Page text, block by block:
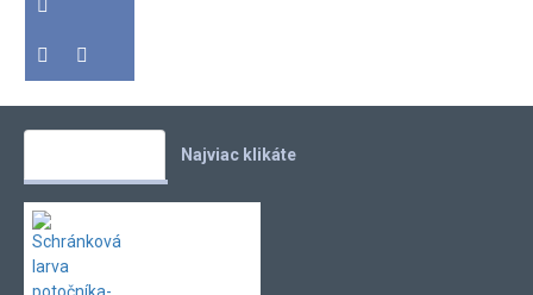
Najviac klikáte